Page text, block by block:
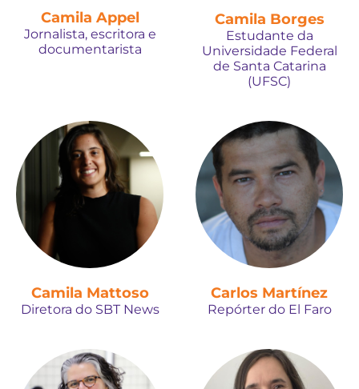
Camila Appel
Jornalista, escritora e
documentarista
Camila Borges
Estudante da
Universidade Federal
de Santa Catarina
(UFSC)
Camila Mattoso
Diretora do SBT News
Carlos Martínez
Repórter do El Faro